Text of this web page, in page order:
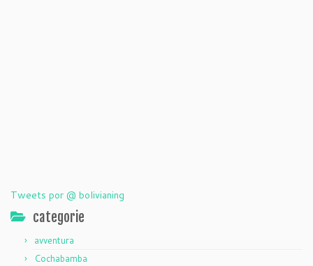
Tweets por @ bolivianing
categorie
avventura
Cochabamba